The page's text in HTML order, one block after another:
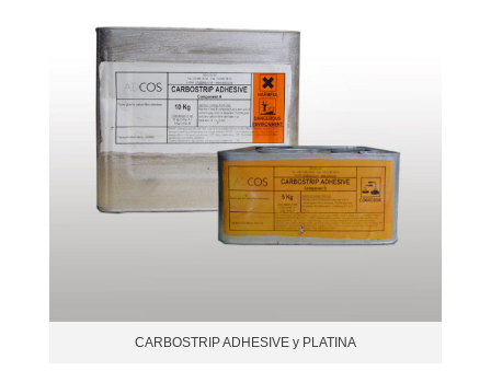
CARBOSTRIP ADHESIVE y PLATINA